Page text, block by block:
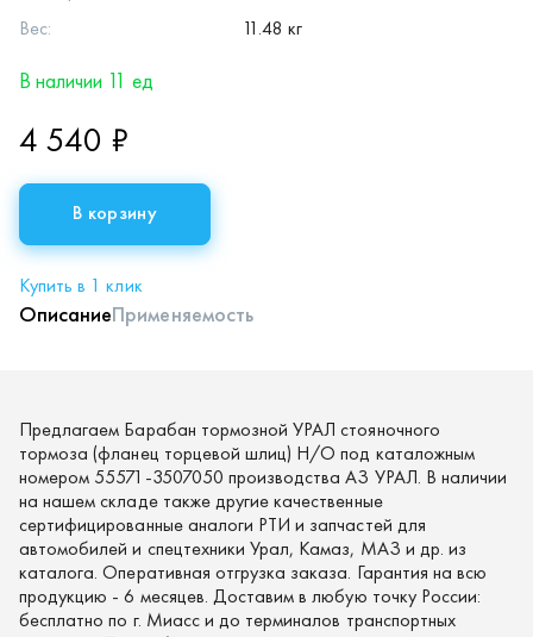
Вес:
11.48 кг
В наличии 11 ед
4 540 ₽
В корзину
Купить в 1 клик
ОписаниеПрименяемость
Предлагаем Барабан тормозной УРАЛ стояночного
тормоза (фланец торцевой шлиц) Н/О под каталожным
номером 55571-3507050 производства АЗ УРАЛ. В наличии
на нашем складе также другие качественные
сертифицированные аналоги РТИ и запчастей для
автомобилей и спецтехники Урал, Камаз, МАЗ и др. из
каталога. Оперативная отгрузка заказа. Гарантия на всю
продукцию - 6 месяцев. Доставим в любую точку России:
бесплатно по г. Миасс и до терминалов транспортных